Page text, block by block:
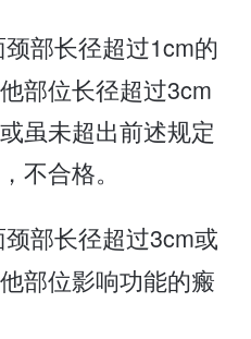
部长径超过1cm的
部位长径超过3cm
虽未超出前述规定
不合格。
部长径超过3cm或
部位影响功能的瘢